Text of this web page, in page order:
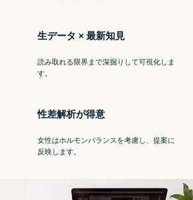
生データ × 最新知見
読み取れる限界まで深掘りして可視化しま
す。
性差解析が得意
女性はホルモンバランスを考慮し、 提案に
反映します。